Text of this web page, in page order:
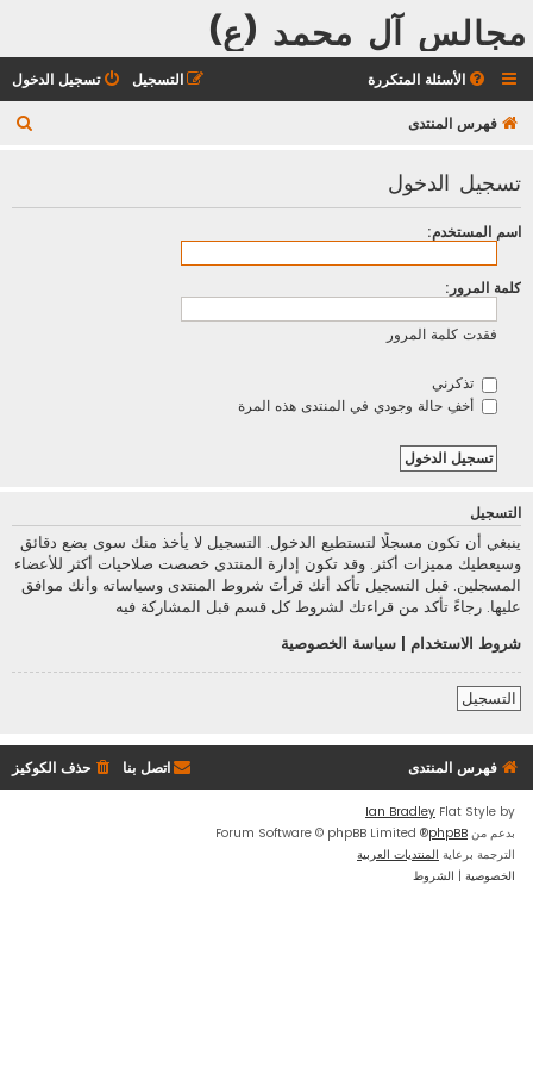
مجالس آل محمد (ع)
الأسئلة المتكررة تسجيل الدخول التسجيل
فهرس المنتدى
تسجيل الدخول
اسم المستخدم:
كلمة المرور:
فقدت كلمة المرور
تذكرني
أخفِ حالة وجودي في المنتدى هذه المرة
التسجيل
ينبغي أن تكون مسجلًا لتستطيع الدخول. التسجيل لا يأخذ منك سوى بضع دقائق
وسيعطيك مميزات أكثر. وقد تكون إدارة المنتدى خصصت صلاحيات أكثر للأعضاء
المسجلين. قبل التسجيل تأكد أنك قرأتَ شروط المنتدى وسياساته وأنك موافق
عليها. رجاءً تأكد من قراءتك لشروط كل قسم قبل المشاركة فيه
شروط الاستخدام
سياسة الخصوصية
التسجيل
فهرس المنتدى حذف الكوكيز اتصل بنا
Flat Style by
Ian Bradley
بدعم من phpBB
® Forum Software © phpBB Limited
الترجمة برعاية المنتديات العربية
الخصوصية | الشروط